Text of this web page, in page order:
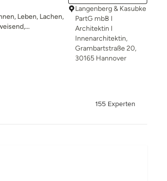
Leben, Lachen,
Langenberg & Kasubke
PartG mbB I
Architektin I
Innenarchitektin,
Grambartstraße 20,
30165 Hannover
155 Experten